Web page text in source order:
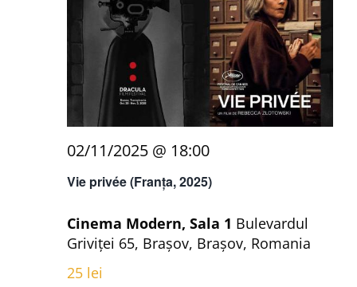
Vie privée (Franța, 2025)
02/11/2025 @ 18:00
Cinema Modern, Sala 1 Bulevardul
Griviței 65, Brașov, Brașov, Romania
25 lei